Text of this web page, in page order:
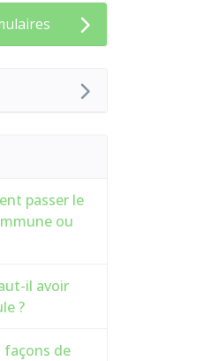
passer le
ou
il avoir
?
façons de